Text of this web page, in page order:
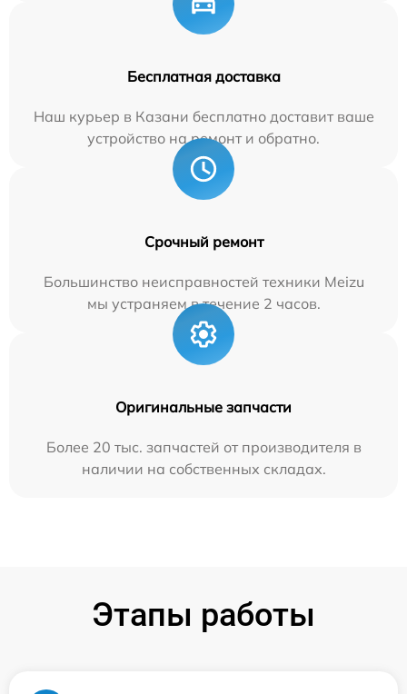
Бесплатная доставка
Наш курьер в Казани бесплатно доставит ваше
устройство на ремонт и обратно.
Срочный ремонт
Большинство неисправностей техники Meizu
мы устраняем в течение 2 часов.
Оригинальные запчасти
Более 20 тыс. запчастей от производителя в
наличии на собственных складах.
Этапы работы